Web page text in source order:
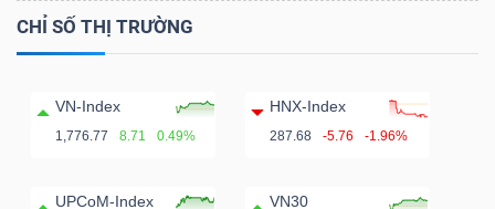
CHỈ SỐ THỊ TRƯỜNG
VN-Index
1,776.77 8.71 0.49%
HNX-Index
287.68 -5.76 -1.96%
UPCoM-Index VN30